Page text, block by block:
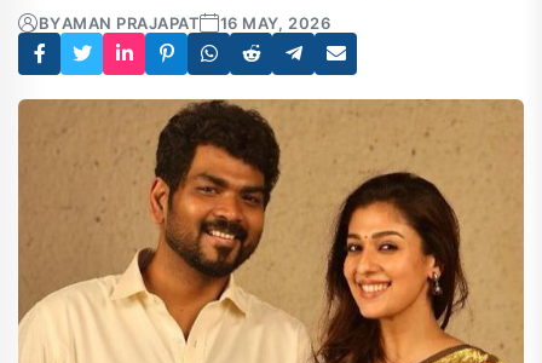
BYAMAN PRAJAPAT 16 MAY, 2026